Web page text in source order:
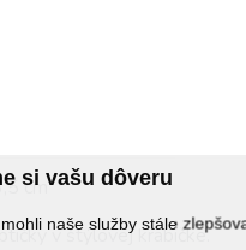
si vašu dôveru
naše služby stále
cm
v štýlovej krabičke.